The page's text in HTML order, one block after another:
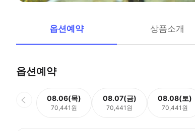
옵션예약 상품소개
옵션예약
08.06(목)
70,441원
08.07(금)
70,441원
08.08(토)
70,441원